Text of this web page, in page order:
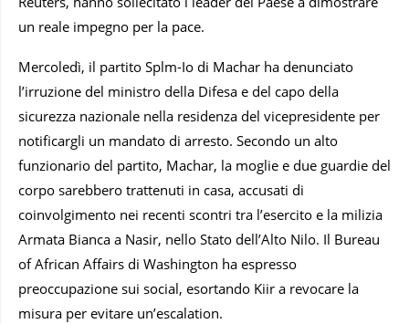
un reale impegno per la pace.
Mercoledì, il partito Splm-Io di Machar ha denunciato
l’irruzione del ministro della Difesa e del capo della
sicurezza nazionale nella residenza del vicepresidente per
notificargli un mandato di arresto. Secondo un alto
funzionario del partito, Machar, la moglie e due guardie del
corpo sarebbero trattenuti in casa, accusati di
coinvolgimento nei recenti scontri tra l’esercito e la milizia
Armata Bianca a Nasir, nello Stato dell’Alto Nilo. Il Bureau
of African Affairs di Washington ha espresso
preoccupazione sui social, esortando Kiir a revocare la
misura per evitare un’escalation.